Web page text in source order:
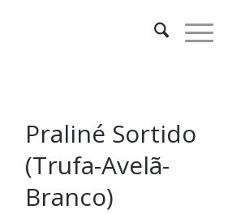
Praliné Sortido
(Trufa-Avelã-
Branco)